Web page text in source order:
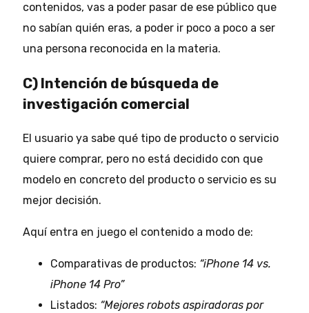
contenidos, vas a poder pasar de ese público que
no sabían quién eras, a poder ir poco a poco a ser
una persona reconocida en la materia.
C) Intención de búsqueda de
investigación comercial
El usuario ya sabe qué tipo de producto o servicio
quiere comprar, pero no está decidido con que
modelo en concreto del producto o servicio es su
mejor decisión.
Aquí entra en juego el contenido a modo de:
Comparativas de productos: “iPhone 14 vs.
iPhone 14 Pro”
Listados: “Mejores robots aspiradoras por